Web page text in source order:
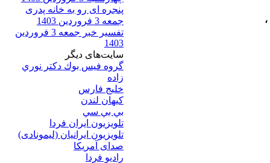
پنجره ای رو به خانه پدری
جمعه 3 فروردین 1403
تفسیر خبر جمعه 3 فروردین
1403
سایت‌های ديگر
گروه فيس بوك دكتر نوري
زاده
خلیج فارس
کيهان لندن
بي بي سي
تلویزیون ایران فردا
تلويزيون ايرانيان (ليمونادی)
صدای آمريکا
راديو فردا